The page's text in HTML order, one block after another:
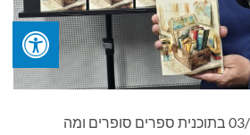
היום – יום רביעי 03/06/26 בתוכנית ספרים סופרים ומה